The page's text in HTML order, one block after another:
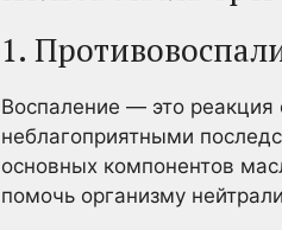
1.
Воспаление — это реакция
неблагоприятными
основных компонентов
помочь организму